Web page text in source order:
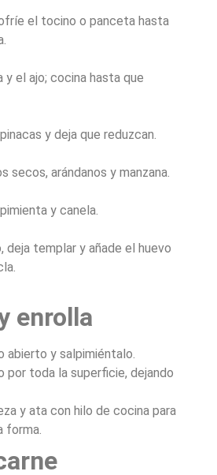
el tocino o panceta hasta
y el ajo; cocina hasta que
y deja que reduzcan.
secos, arándanos y manzana.
y canela.
deja templar y añade el huevo
enrolla
abierto y salpimiéntalo.
por toda la superficie, dejando
y ata con hilo de cocina para
forma.